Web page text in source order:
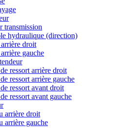
transmission
hydraulique (direction)
arrière droit
gauche
ressort arrière droit
ressort arrière gauche
ressort avant droit
ressort avant gauche
arrière droit
arrière gauche